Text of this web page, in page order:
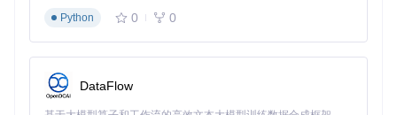
运行初始化向导：启动FanControl.exe，完成硬件检测和
传感器配置 ⚠️ 注意：首次运行需授予管理员权限以确保硬
件访问权限
验证系统兼容性：查看"About"页面确认.NET运行时环境
Python
0 0
DataFlow